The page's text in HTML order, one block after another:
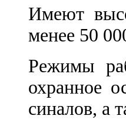
Имеют
менее 50
Режимы
охранное
синалов, а